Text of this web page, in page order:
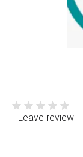
Leave review